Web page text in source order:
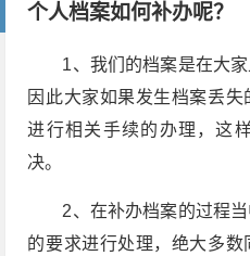
个人档案如何补办呢？
1、我们的档案是在大
因此大家如果发生档案丢
进行相关手续的办理，这
决。
2、在补办档案的过程
的要求进行处理，绝大多